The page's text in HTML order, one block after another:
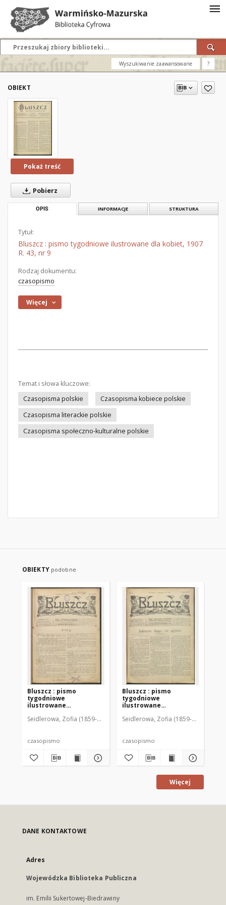
Wyszukiwanie zaawansowane ?
OBIEKT
Pokaż treść
Pobierz
OPIS INFORMACJE STRUKTURA
Tytuł:
Bluszcz : pismo tygodniowe ilustrowane dla kobiet, 1907
R. 43, nr 9
Rodzaj dokumentu:
czasopismo
Więcej
Temat i słowa kluczowe:
Czasopisma polskie
Czasopisma kobiece polskie
Czasopisma literackie polskie
Czasopisma społeczno-kulturalne polskie
OBIEKTY podobne
Bluszcz : pismo
tygodniowe
ilustrowane
kobiecym, 1912 R. 48, nr
Seidlerowa, Zofia (1859-1919). Red. i Wyd.
czasopismo
Bluszcz : pismo
tygodniowe
ilustrowane
kobiecym, 1912 R. 48, nr
Seidlerowa, Zofia (1859-1919). Red.
czasopismo
Więcej
DANE KONTAKTOWE
Adres
Wojewódzka Biblioteka Publiczna
im. Emilii Sukertowej-Biedrawiny